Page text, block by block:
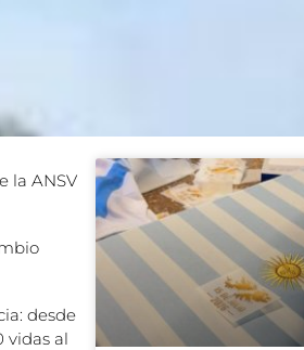
la ANSV
desde
vidas al